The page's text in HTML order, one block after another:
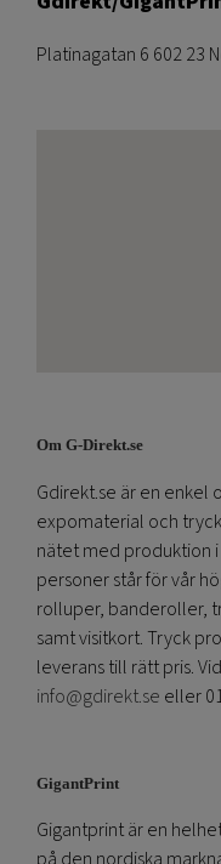
Platinagatan 6 602 23
Om G-Direkt.se
Gdirekt.se är en enkel
expomaterial och
nätet med produktion
personer står för vår
rolluper, banderoller,
samt visitkort. Tryck
leverans till rätt pris.
info@gdirekt.se eller
GigantPrint
Gigantprint är en